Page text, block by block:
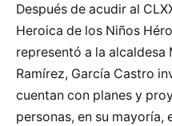
Después de acudir al
Heroica de los Niños
representó a la
Ramírez, García Castro
cuentan con planes y
personas, en su mayoría,